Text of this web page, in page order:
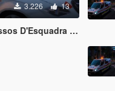
3.226 13
D'Esquadra | ELS